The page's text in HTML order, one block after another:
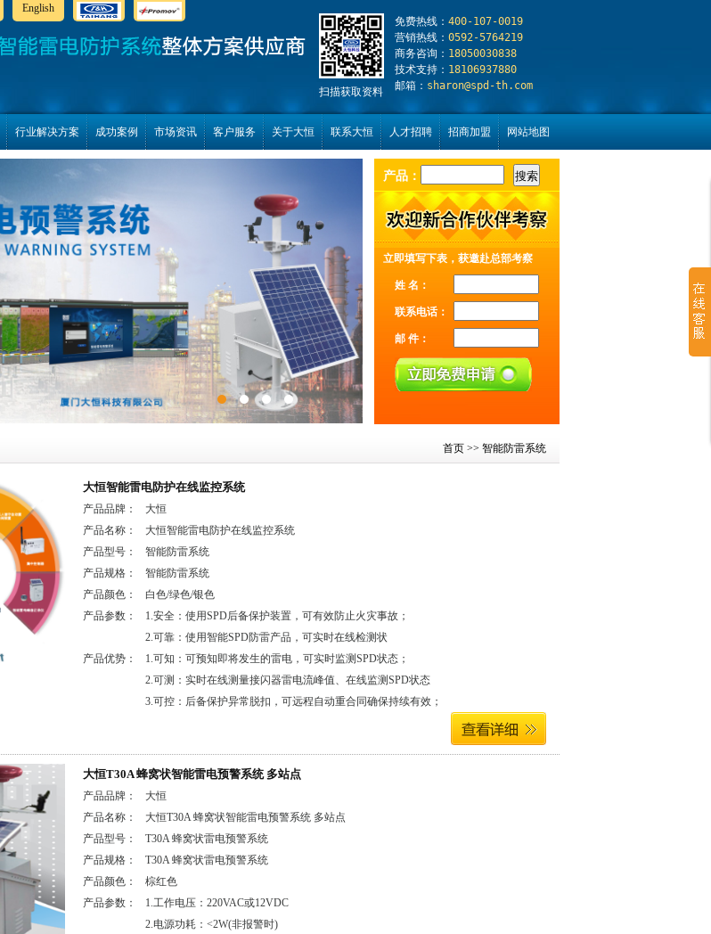
English
扫描获取资料
免费热线： 400-107-0019
营销热线： 0592-5764219
商务咨询： 18050030838
技术支持： 18106937880
邮箱： sharon@spd-th.com
行业解决方案 成功案例 市场资讯 客户服务 关于大恒 联系大恒 人才招聘 招商加盟 网站地图
产品：
立即填写下表，获邀赴总部考察
姓 名：
联系电话：
邮 件：
首页>> 智能防雷系统
大恒智能雷电防护在线监控系统
产品品牌：
大恒
产品名称：
大恒智能雷电防护在线监控系统
产品型号：
智能防雷系统
产品规格：
智能防雷系统
产品颜色：
白色/绿色/银色
产品参数：
1.安全：使用SPD后备保护装置，可有效防止火灾事故；
2.可靠：使用智能SPD防雷产品，可实时在线检测状
产品优势：
1.可知：可预知即将发生的雷电，可实时监测SPD状态；
2.可测：实时在线测量接闪器雷电流峰值、在线监测SPD状态
3.可控：后备保护异常脱扣，可远程自动重合同确保持续有效；
大恒T30A 蜂窝状智能雷电预警系统 多站点
产品品牌：
大恒
产品名称：
大恒T30A 蜂窝状智能雷电预警系统 多站点
产品型号：
T30A 蜂窝状雷电预警系统
产品规格：
T30A 蜂窝状雷电预警系统
产品颜色：
棕红色
产品参数：
1.工作电压：220VAC或12VDC
2.电源功耗：<2W(非报警时)